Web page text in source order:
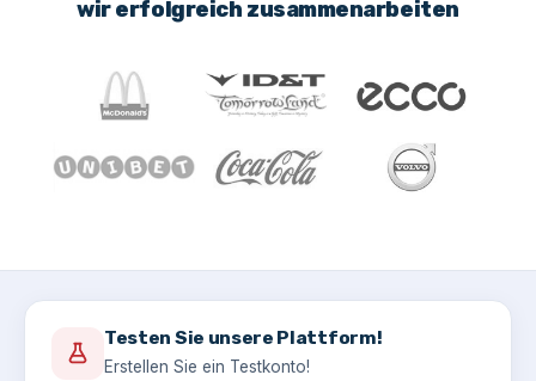
wir erfolgreich zusammenarbeiten
Testen Sie unsere Plattform!
Erstellen Sie ein Testkonto!